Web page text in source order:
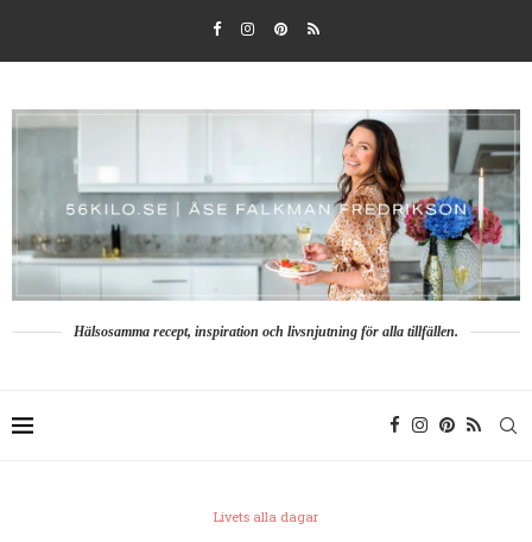
Hälsosamma recept, inspiration och livsnjutning för alla tillfällen.
Livets alla dagar